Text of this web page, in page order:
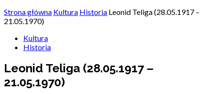
Strona główna Kultura Historia Leonid Teliga (28.05.1917 –
21.05.1970)
Kultura
Historia
Leonid Teliga (28.05.1917 –
21.05.1970)